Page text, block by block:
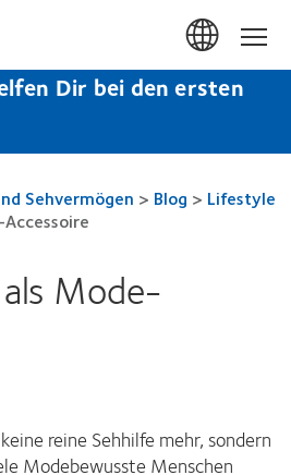
Dir bei den ersten
Sehvermögen > Blog > Lifestyle
Mode-
reine Sehhilfe mehr, sondern
Modebewusste Menschen